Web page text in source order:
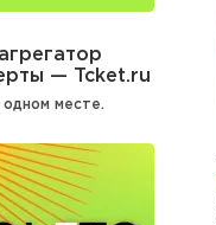
— Tcket.ru
одном месте.